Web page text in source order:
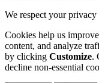
We respect your privacy
Cookies help us
content, and analyze
by clicking Customize.
decline non-essential